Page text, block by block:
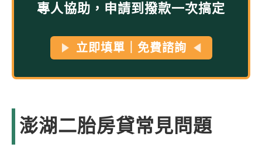
專人協助，申請到撥款一次搞定
立即填單｜免費諮詢
澎湖二胎房貸常見問題